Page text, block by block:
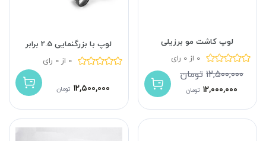
لوپ کاشت مو برزیلی
0 از 0 رای
۱۲,۵۰۰,۰۰۰تومان
۱۲,۰۰۰,۰۰۰ تومان
لوپ با بزرگنمایی 2.5 برابر
0 از 0 رای
۱۲,۵۰۰,۰۰۰ تومان